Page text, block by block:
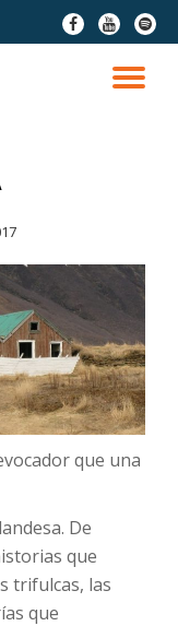
fa-
facebook
fa-
youtube
fa-
spotify
que una
De
que
trifulcas, las
que